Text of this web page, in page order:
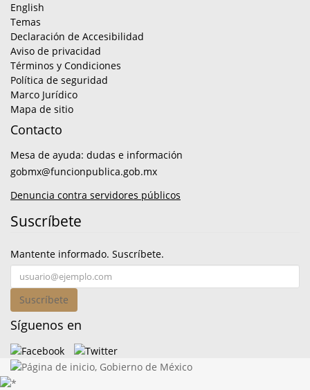
English
Temas
Declaración de Accesibilidad
Aviso de privacidad
Términos y Condiciones
Política de seguridad
Marco Jurídico
Mapa de sitio
Contacto
Mesa de ayuda: dudas e información
gobmx@funcionpublica.gob.mx
Denuncia contra servidores públicos
Suscríbete
Mantente informado. Suscríbete.
Suscríbete
Síguenos en